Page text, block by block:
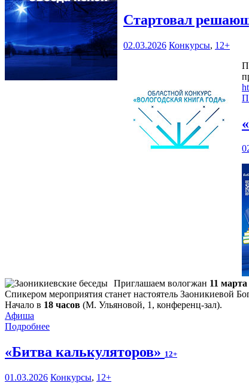
Стартовал
02.03.2026 Конкурсы, 12+
Приглашаем вологжан 11 марта
Спикером мероприятия станет настоятель Заоникиевой
Начало в 18 часов (М. Ульяновой, 1, конференц-зал).
Афиша
Подробнее
«Битва калькуляторов» 12+
01.03.2026 Конкурсы, 12+